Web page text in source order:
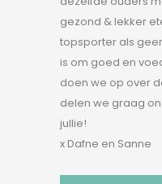
gezond & lekker
topsporter als
is om goed en
doen we op over
delen we graag
jullie!
x Dafne en Sanne